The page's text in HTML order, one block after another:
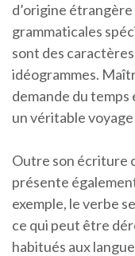
d’origine
grammaticales
sont des
idéogrammes.
demande du temps
un véritable
Outre son écriture
présente
exemple, le verbe
ce qui peut être
habitués aux